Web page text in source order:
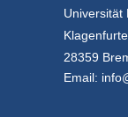
Universität
28359
Email: